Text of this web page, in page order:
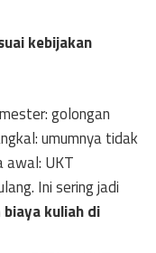
kebijakan
golongan
umumnya tidak
awal: UKT
Ini sering jadi
biaya kuliah di